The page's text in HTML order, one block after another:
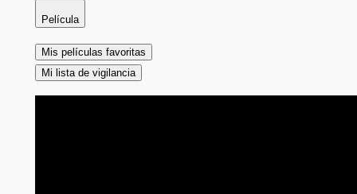
Película
Mis películas favoritas
Mi lista de vigilancia